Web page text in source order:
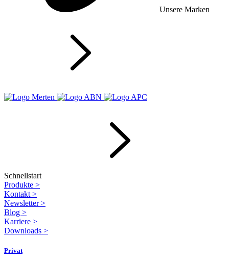
Unsere Marken
Schnellstart
Produkte >
Kontakt >
Newsletter>
Blog >
Karriere >
Downloads >
Privat